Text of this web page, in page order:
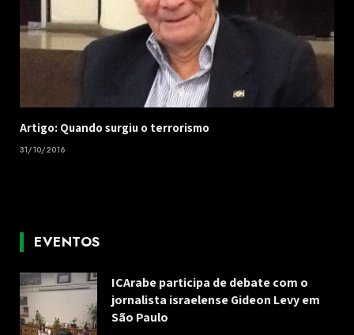
Artigo: Quando surgiu o terrorismo
31/10/2016
EVENTOS
ICArabe participa de debate com o
jornalista israelense Gideon Levy em
São Paulo